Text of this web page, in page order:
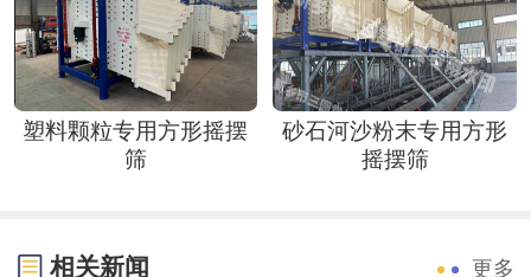
塑料颗粒专用方形摇摆
筛
砂石河沙粉末专用方形
摇摆筛
相关新闻 更多